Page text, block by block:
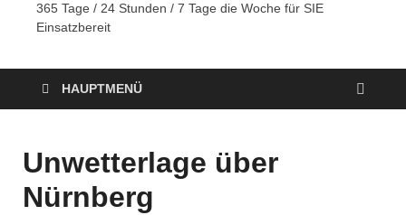
365 Tage / 24 Stunden / 7 Tage die Woche für SIE
Einsatzbereit
HAUPTMENÜ
Unwetterlage über
Nürnberg